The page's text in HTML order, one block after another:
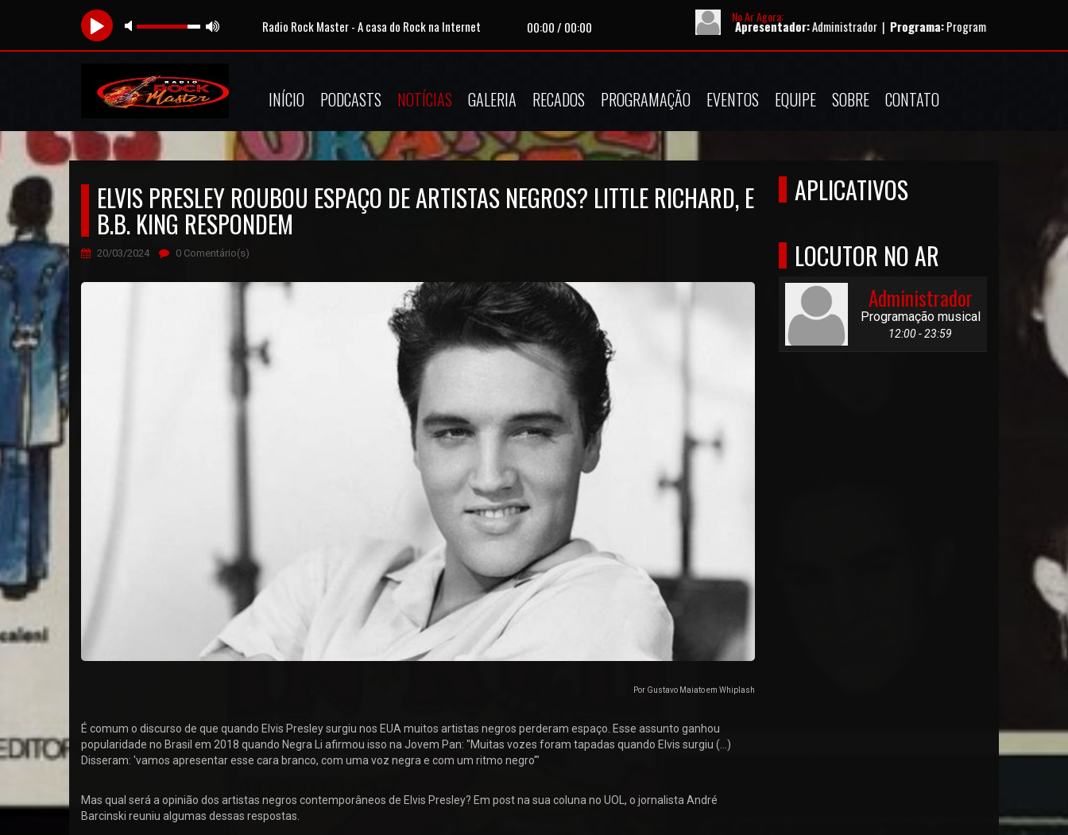
Radio Rock Master - A casa do Rock na Internet 00:00/ 00:00
No Ar Agora:
Tocando agora: Apresentador:Administrador |Programa:Programação musical |
INÍCIO PODCASTS NOTÍCIAS GALERIA RECADOS PROGRAMAÇÃO EVENTOS EQUIPE SOBRE CONTATO
ELVIS PRESLEY ROUBOU ESPAÇO DE ARTISTAS NEGROS? LITTLE RICHARD, E
B.B. KING RESPONDEM
20/03/2024 0 Comentário(s)
Por Gustavo Maiato em Whiplash
É comum o discurso de que quando Elvis Presley surgiu nos EUA muitos artistas negros perderam espaço. Esse assunto ganhou
popularidade no Brasil em 2018 quando Negra Li afirmou isso na Jovem Pan: "Muitas vozes foram tapadas quando Elvis surgiu (…)
Disseram: 'vamos apresentar esse cara branco, com uma voz negra e com um ritmo negro'"
Mas qual será a opinião dos artistas negros contemporâneos de Elvis Presley? Em post na sua coluna no UOL, o jornalista André
Barcinski reuniu algumas dessas respostas.
APLICATIVOS
LOCUTOR NO AR
Administrador
Programação musical
12:00 - 23:59